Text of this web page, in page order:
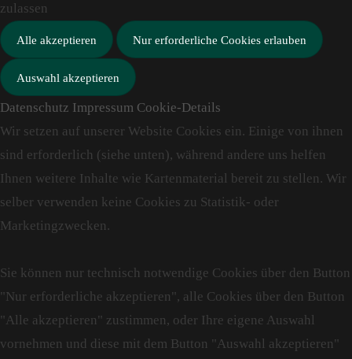
zulassen
Datenschutz Impressum Cookie-Details
Wir setzen auf unserer Website Cookies ein. Einige von ihnen
sind erforderlich (siehe unten), während andere uns helfen
Ihnen weitere Inhalte wie Kartenmaterial bereit zu stellen. Wir
selber verwenden keine Cookies zu Statistik- oder
Marketingzwecken.
Sie können nur technisch notwendige Cookies über den Button
"Nur erforderliche akzeptieren", alle Cookies über den Button
"Alle akzeptieren" zustimmen, oder Ihre eigene Auswahl
vornehmen und diese mit dem Button "Auswahl akzeptieren"